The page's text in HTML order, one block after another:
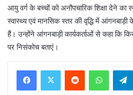
आयु वर्ग के बच्चों को अनौपचारिक शिक्षा देने का
स्वास्थ्य एवं मानसिक स्तर की वृद्धि में आंगनबाड़ी
हैं। उन्होंने आंगनबाड़ी कार्यकर्ताओं से कहा कि
पर निसंकोच बताएं।